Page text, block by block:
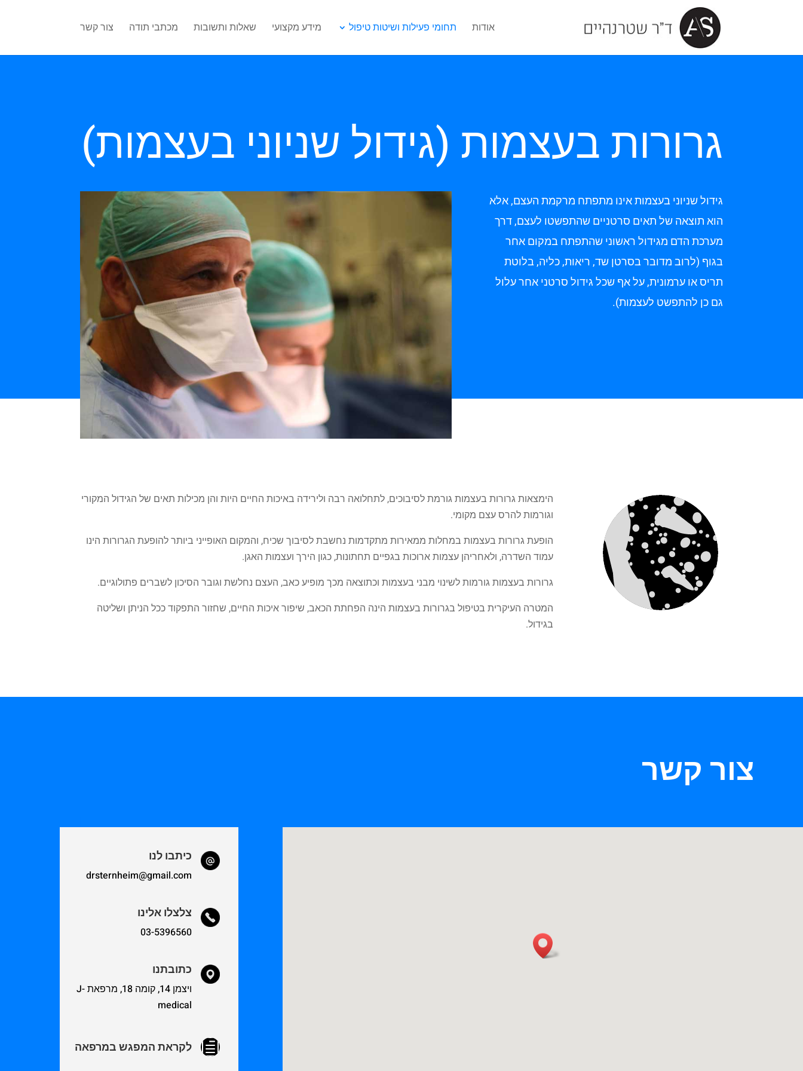
אודות תחומי פעילות ושיטות טיפול מידע מקצועי שאלות ותשובות מכתבי תודה צור קשר
גרורות בעצמות (גידול שניוני בעצמות)
גידול שניוני בעצמות אינו מתפתח מרקמת העצם, אלא
הוא תוצאה של תאים סרטניים שהתפשטו לעצם, דרך
מערכת הדם מגידול ראשוני שהתפתח במקום אחר
בגוף (לרוב מדובר בסרטן שד, ריאות, כליה, בלוטת
תריס או ערמונית, על אף שכל גידול סרטני אחר עלול
גם כן להתפשט לעצמות).
הימצאות גרורות בעצמות גורמת לסיבוכים, לתחלואה רבה ולירידה באיכות החיים היות והן מכילות תאים של הגידול המקורי
וגורמות להרס עצם מקומי.
הופעת גרורות בעצמות במחלות ממאירות מתקדמות נחשבת לסיבוך שכיח, והמקום האופייני ביותר להופעת הגרורות הינו
עמוד השדרה, ולאחריהן עצמות ארוכות בגפיים תחתונות, כגון הירך ועצמות האגן.
גרורות בעצמות גורמות לשינוי מבני בעצמות וכתוצאה מכך מופיע כאב, העצם נחלשת וגובר הסיכון לשברים פתולוגיים.
המטרה העיקרית בטיפול בגרורות בעצמות הינה הפחתת הכאב, שיפור איכות החיים, שחזור התפקוד ככל הניתן ושליטה
בגידול.
צור קשר
כיתבו לנו
drsternheim@gmail.com
צלצלו אלינו
03-5396560
כתובתנו
ויצמן 14, קומה 18, מרפאת J-
medical
h לקראת המפגש במרפאה